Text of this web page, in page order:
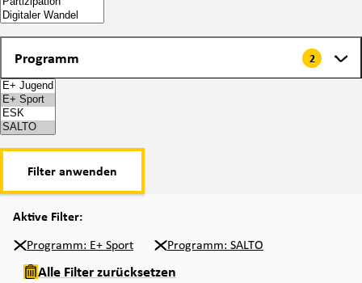
Programm 2
2 items selected
Filter anwenden
Aktive Filter:
Programm: E+ Sport Programm: SALTO
Alle Filter zurücksetzen